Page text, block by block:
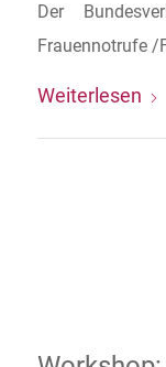
Der
Frauennotrufe /
Weiterlesen